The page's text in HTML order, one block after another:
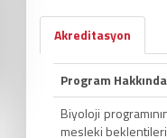
Akreditasyon
Program Hakkında
Biyoloji
mesleki beklentileri